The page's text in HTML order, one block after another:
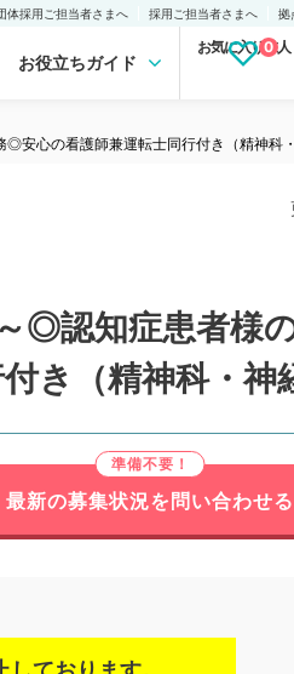
体採用ご担当者さまへ 採用ご担当者さまへ 拠
お役立ちガイド
お気に入り求人
0
心の看護師兼運転士同行付き（精神科・
◎認知症患者様
き（精神科・神
最新の募集状況を問い合わせる